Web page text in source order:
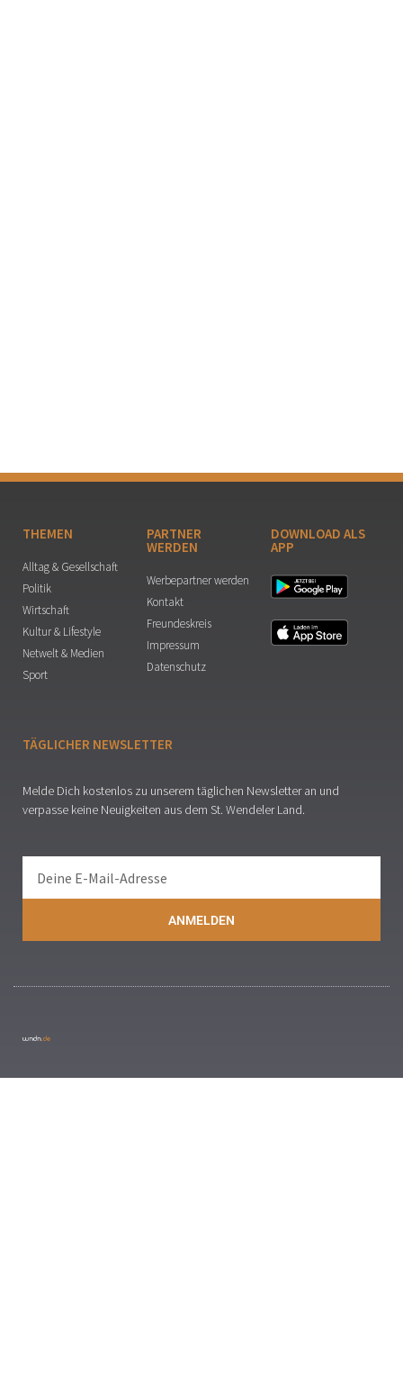
THEMEN
Alltag & Gesellschaft
Politik
Wirtschaft
Kultur & Lifestyle
Netwelt & Medien
Sport
PARTNER
WERDEN
Werbepartner werden
Kontakt
Freundeskreis
Impressum
Datenschutz
DOWNLOAD ALS
APP
TÄGLICHER NEWSLETTER
Melde Dich kostenlos zu unserem täglichen Newsletter an und
verpasse keine Neuigkeiten aus dem St. Wendeler Land.
ANMELDEN